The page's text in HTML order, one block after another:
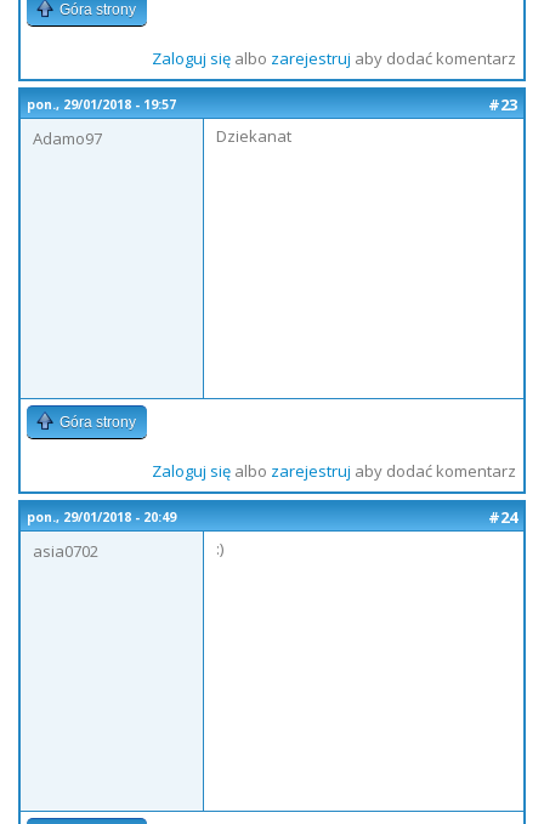
Góra strony
Zaloguj sięalbo zarejestruj aby dodać komentarz
pon., 29/01/2018 - 19:57
#23
Adamo97
Dziekanat
Góra strony
Zaloguj sięalbo zarejestruj aby dodać komentarz
pon., 29/01/2018 - 20:49
#24
asia0702
:)